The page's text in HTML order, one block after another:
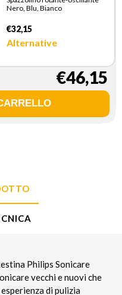
Nero, Blu, Bianco
€32,15
Alternative
€46,15
Philips Sonicare
vecchi e nuovi che
di pulizia